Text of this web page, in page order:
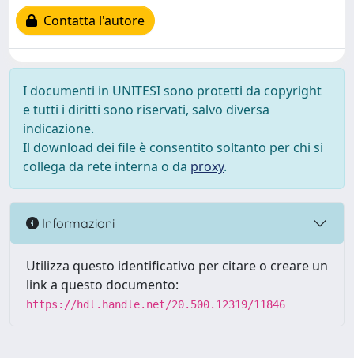
Contatta l'autore
I documenti in UNITESI sono protetti da copyright
e tutti i diritti sono riservati, salvo diversa
indicazione.
Il download dei file è consentito soltanto per chi si
collega da rete interna o da proxy.
Informazioni
Utilizza questo identificativo per citare o creare un
link a questo documento:
https://hdl.handle.net/20.500.12319/11846